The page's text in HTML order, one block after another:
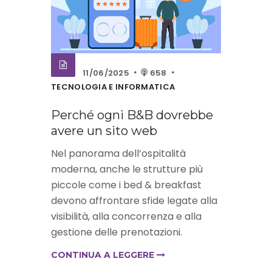
11/06/2025
658
TECNOLOGIA E INFORMATICA
Perché ogni B&B dovrebbe
avere un sito web
Nel panorama dell’ospitalità
moderna, anche le strutture più
piccole come i bed & breakfast
devono affrontare sfide legate alla
visibilità, alla concorrenza e alla
gestione delle prenotazioni.
CONTINUA A LEGGERE